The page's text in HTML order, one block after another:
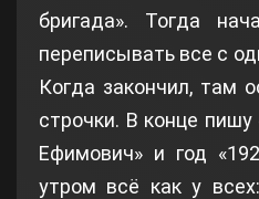
бригада». Тогда
переписывать все с
Когда закончил, там
строчки. В конце
Ефимович» и год
утром всё как у